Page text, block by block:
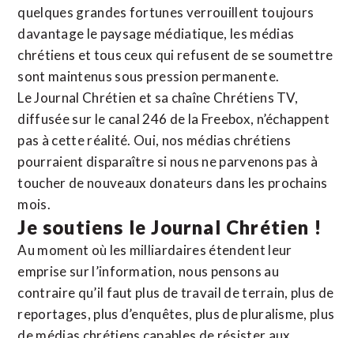
quelques grandes fortunes verrouillent toujours
davantage le paysage médiatique, les médias
chrétiens et tous ceux qui refusent de se soumettre
sont maintenus sous pression permanente.
Le Journal Chrétien et sa chaîne Chrétiens TV,
diffusée sur le canal 246 de la Freebox, n’échappent
pas à cette réalité. Oui, nos médias chrétiens
pourraient disparaître si nous ne parvenons pas à
toucher de nouveaux donateurs dans les prochains
mois.
Je soutiens le Journal Chrétien !
Au moment où les milliardaires étendent leur
emprise sur l’information, nous pensons au
contraire qu’il faut plus de travail de terrain, plus de
reportages, plus d’enquêtes, plus de pluralisme, plus